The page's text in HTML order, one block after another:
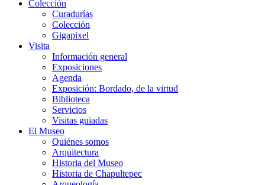
Colección
Curadurías
Colección
Gigapixel
Visita
Información general
Exposiciones
Agenda
Exposición: Bordado, de la virtud
Biblioteca
Servicios
Visitas guiadas
El Museo
Quiénes somos
Arquitectura
Historia del Museo
Historia de Chapultepec